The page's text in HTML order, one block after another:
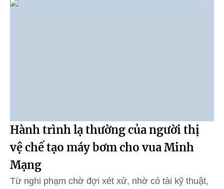
Hành trình lạ thường của người thị
vệ chế tạo máy bơm cho vua Minh
Mạng
Từ nghi phạm chờ đợi xét xử, nhờ có tài kỹ thuật,